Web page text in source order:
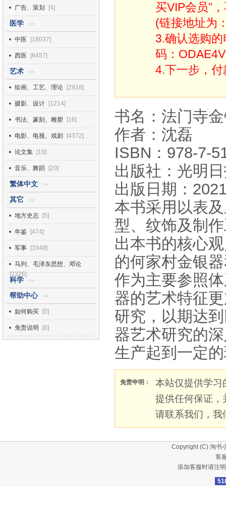
广告、策划 [4]
医学 >>
中医 [18037]
西医 [8457]
艺术 >>
绘画、工艺、理论 [2918]
摄影、设计 [1214]
书法、篆刻、雕塑 [16]
电影、电视、戏剧 [4372]
论文集 [19]
音乐、舞蹈 [20]
繁体中文 >>
其它 >>
地方史志 [5]
年鉴 [474]
军事 [3349]
马列、毛泽东思想、邓论
[2326]
科学 >>
帮助中心 >>
如何购买 [0]
免责说明 [0]
买VIP会员”
(链接地址为
3.确认选购
码：
4.下一步，
书名：法门寺
作者：沈磊
ISBN：978-7-
出版社：光明
出版日期：
本书采用以表
型、纹饰及制
出本书的核心
的何家村金银
作为主要参照
器的艺术特征
研究，以期达
器艺术研究的
生产起到一定
免责申明：
本站仅提供学习
提供任何保证，
请联系我们，我
Copyright (C) 淘书
客
添加客服时请注